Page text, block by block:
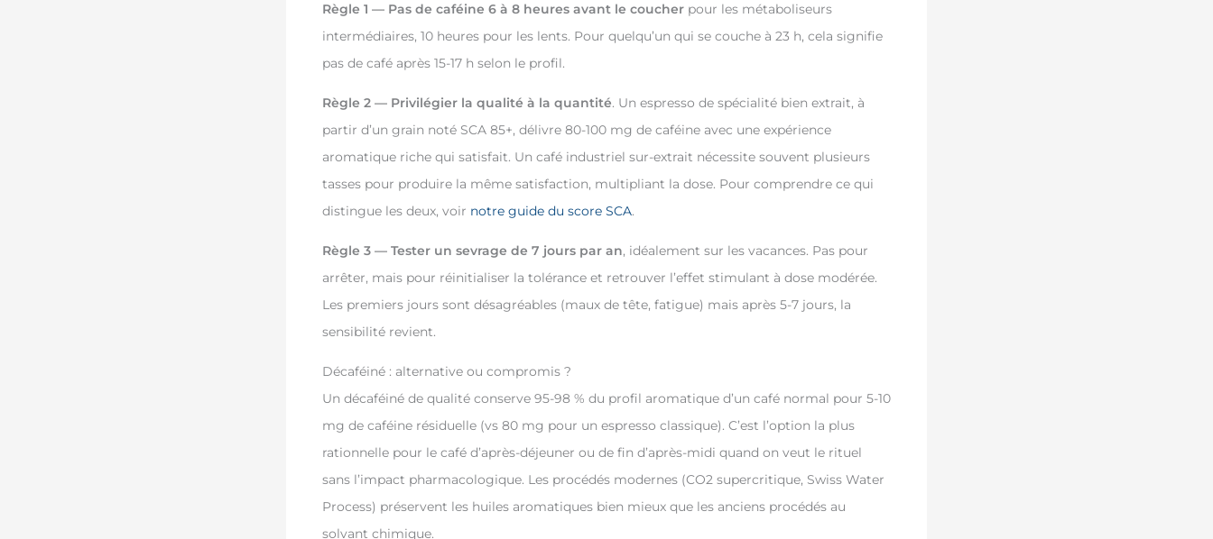
Règle 1 — Pas de caféine 6 à 8 heures avant le coucher pour les métaboliseurs
intermédiaires, 10 heures pour les lents. Pour quelqu’un qui se couche à 23 h, cela signifie
pas de café après 15-17 h selon le profil.
Règle 2 — Privilégier la qualité à la quantité. Un espresso de spécialité bien extrait, à
partir d’un grain noté SCA 85+, délivre 80-100 mg de caféine avec une expérience
aromatique riche qui satisfait. Un café industriel sur-extrait nécessite souvent plusieurs
tasses pour produire la même satisfaction, multipliant la dose. Pour comprendre ce qui
distingue les deux, voir notre guide du score SCA.
Règle 3 — Tester un sevrage de 7 jours par an, idéalement sur les vacances. Pas pour
arrêter, mais pour réinitialiser la tolérance et retrouver l’effet stimulant à dose modérée.
Les premiers jours sont désagréables (maux de tête, fatigue) mais après 5-7 jours, la
sensibilité revient.
Décaféiné : alternative ou compromis ?
Un décaféiné de qualité conserve 95-98 % du profil aromatique d’un café normal pour 5-10
mg de caféine résiduelle (vs 80 mg pour un espresso classique). C’est l’option la plus
rationnelle pour le café d’après-déjeuner ou de fin d’après-midi quand on veut le rituel
sans l’impact pharmacologique. Les procédés modernes (CO2 supercritique, Swiss Water
Process) préservent les huiles aromatiques bien mieux que les anciens procédés au
solvant chimique.